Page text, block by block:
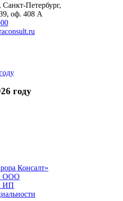
Санкт‑Петербург,
оф. 408 А
году
Консалт»
ООО
ИП